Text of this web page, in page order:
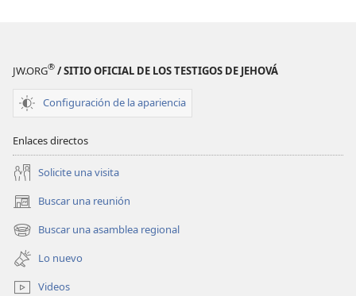
JW.ORG® / SITIO OFICIAL DE LOS TESTIGOS DE JEHOVÁ
Configuración de la apariencia
Enlaces directos
Solicite una visita
Buscar una reunión
(abre
una
nueva
ventana)
Buscar una asamblea regional
(abre
una
nueva
ventana)
Lo nuevo
Videos